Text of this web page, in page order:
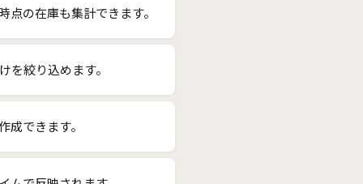
の在庫も集計できます。
絞り込めます。
できます。